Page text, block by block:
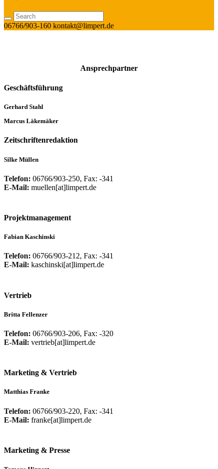
06766/903-160 kontakt@limpert.de
Ansprechpartner
Geschäftsführung
Gerhard Stahl
Marcus Läkemäker
Zeitschriftenredaktion
Silke Müllen
Telefon: 06766/903-250, Fax: -341
E-Mail: muellen[at]limpert.de
Projektmanagement
Fabian Kaschinski
Telefon: 06766/903-212, Fax: -341
E-Mail: kaschinski[at]limpert.de
Vertrieb
Britta Fellenzer
Telefon: 06766/903-206, Fax: -320
E-Mail: vertrieb[at]limpert.de
Marketing & Vertrieb
Matthias Franke
Telefon: 06766/903-220, Fax: -341
E-Mail: franke[at]limpert.de
Marketing & Presse